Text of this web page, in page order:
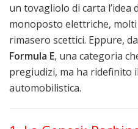
un tovagliolo di carta l’idea
monoposto elettriche,
rimasero scettici. Eppure,
Formula E, una categoria
pregiudizi, ma ha ridefinito
automobilistica.